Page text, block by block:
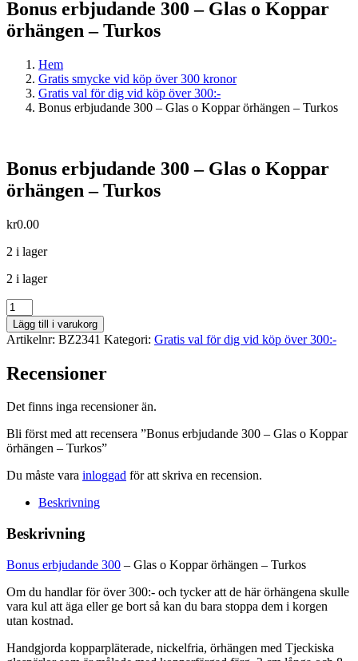
Bonus erbjudande 300 – Glas o Koppar
örhängen – Turkos
Hem
Gratis smycke vid köp över 300 kronor
Gratis val för dig vid köp över 300:-
Bonus erbjudande 300 – Glas o Koppar örhängen – Turkos
Bonus erbjudande 300 – Glas o Koppar
örhängen – Turkos
kr0.00
2 i lager
2 i lager
Bonus
erbjudande
300
-
o
örhängen
Turkos
mängd
Lägg till i varukorg
Artikelnr: BZ2341 Kategori: Gratis val för dig vid köp över 300:-
Recensioner
Det finns inga recensioner än.
Bli först med att recensera ”Bonus erbjudande 300 – Glas o Koppar
örhängen – Turkos”
Du måste vara inloggad för att skriva en recension.
Beskrivning
Beskrivning
Bonus erbjudande 300 – Glas o Koppar örhängen – Turkos
Om du handlar för över 300:- och tycker att de här örhängena skulle
vara kul att äga eller ge bort så kan du bara stoppa dem i korgen
utan kostnad.
Handgjorda kopparpläterade, nickelfria, örhängen med Tjeckiska